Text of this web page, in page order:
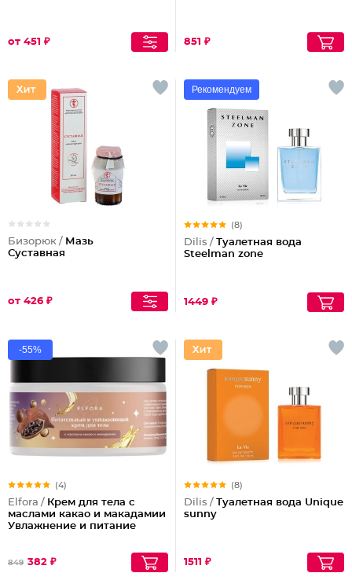
от 451 ₽ 851 ₽
Бизорюк / Мазь
Суставная
от 426 ₽
Рекомендуем
(8)
Dilis / Туалетная вода
Steelman zone
1449 ₽
-55%
(4)
Elfora / Крем для тела с
маслами какао и макадамии
Увлажнение и питание
849 382 ₽
(8)
Dilis / Туалетная вода Unique
sunny
1511 ₽